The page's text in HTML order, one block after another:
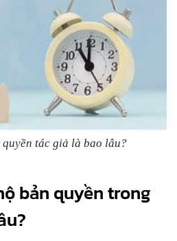
tác giả là bao lâu?
bản quyền trong